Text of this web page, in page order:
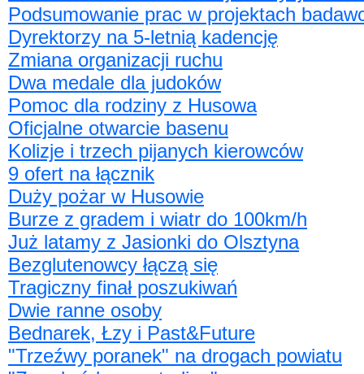
Podsumowanie prac w projektach
Dyrektorzy na 5-letnią kadencję
Zmiana organizacji ruchu
Dwa medale dla judoków
Pomoc dla rodziny z Husowa
Oficjalne otwarcie basenu
Kolizje i trzech pijanych kierowców
9 ofert na łącznik
Duży pożar w Husowie
Burze z gradem i wiatr do 100km/h
Już latamy z Jasionki do Olsztyna
Bezglutenowcy łączą się
Tragiczny finał poszukiwań
Dwie ranne osoby
Bednarek, Łzy i Past&Future
"Trzeźwy poranek" na drogach powiatu